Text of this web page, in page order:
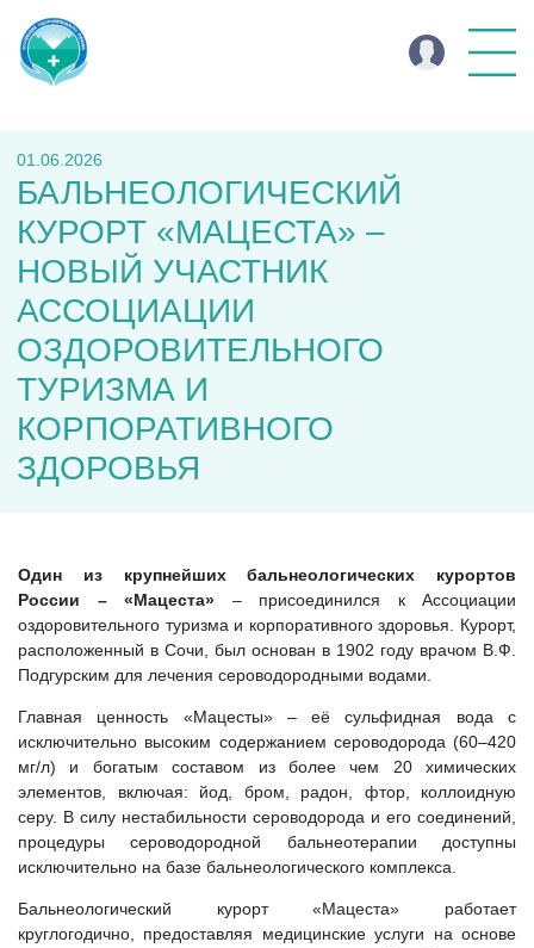
01.06.2026
БАЛЬНЕОЛОГИЧЕСКИЙ
КУРОРТ «МАЦЕСТА» –
НОВЫЙ УЧАСТНИК
АССОЦИАЦИИ
ОЗДОРОВИТЕЛЬНОГО
ТУРИЗМА И
КОРПОРАТИВНОГО
ЗДОРОВЬЯ
Один из крупнейших бальнеологических курортов
России – «Мацеста» – присоединился к Ассоциации
оздоровительного туризма и корпоративного здоровья. Курорт,
расположенный в Сочи, был основан в 1902 году врачом В.Ф.
Подгурским для лечения сероводородными водами.
Главная ценность «Мацесты» – её сульфидная вода с
исключительно высоким содержанием сероводорода (60–420
мг/л) и богатым составом из более чем 20 химических
элементов, включая: йод, бром, радон, фтор, коллоидную
серу. В силу нестабильности сероводорода и его соединений,
процедуры сероводородной бальнеотерапии доступны
исключительно на базе бальнеологического комплекса.
Бальнеологический курорт «Мацеста» работает
круглогодично, предоставляя медицинские услуги на основе